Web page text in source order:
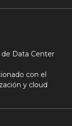
de Data Center
con el
y cloud